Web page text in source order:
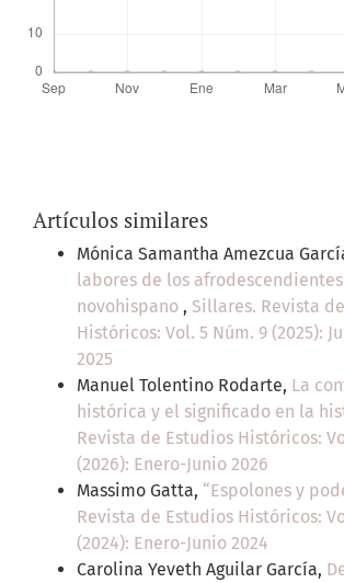
Artículos similares
Mónica Samantha Amezcua
labores de los
novohispano , Sillares. Revista
Históricos: Vol. 5 Núm. 9 (2025):
2025
Manuel Tolentino Rodarte, La
histórica y el significado en la
Revista de Estudios Históricos:
(2026): Enero-Junio 2026
Massimo Gatta, “Espolones y
Revista de Estudios Históricos:
(2024): Enero-Junio 2024
Carolina Yeveth Aguilar García,